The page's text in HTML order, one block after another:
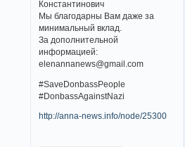
Константинович
Мы благодарны Вам даже за
минимальный вклад.
За дополнительной
информацией:
elenannanews@gmail.com
#SaveDonbassPeople
#DonbassAgainstNazi
http://anna-news.info/node/25300